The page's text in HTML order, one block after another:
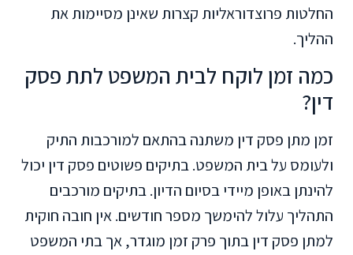
החלטות פרוצדוראליות קצרות שאינן מסיימות את
ההליך.
כמה זמן לוקח לבית המשפט לתת פסק
דין?
זמן מתן פסק דין משתנה בהתאם למורכבות התיק
ולעומס על בית המשפט. בתיקים פשוטים פסק דין יכול
להינתן באופן מיידי בסיום הדיון. בתיקים מורכבים
התהליך עלול להימשך מספר חודשים. אין חובה חוקית
למתן פסק דין בתוך פרק זמן מוגדר, אך בתי המשפט